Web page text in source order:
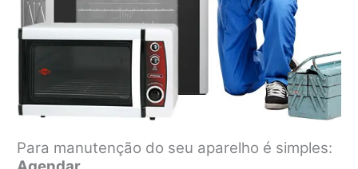
Para manutenção do seu aparelho é simples: